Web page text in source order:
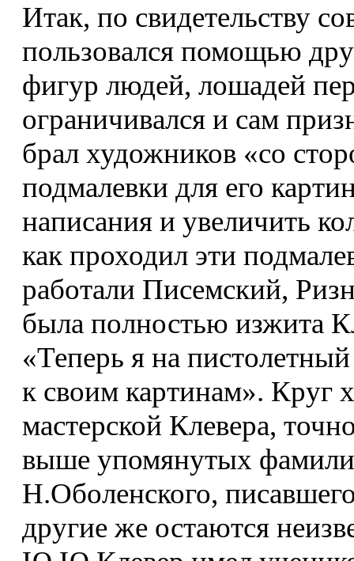
Итак, по свидетельству
пользовался помощью
фигур людей, лошадей
ограничивался и сам
брал художников «со
подмалевки для его
написания и увеличить
как проходил эти
работали Писемский,
была полностью изжита
«Теперь я на
к своим картинам». Круг
мастерской Клевера,
выше упомянутых
Н.Оболенского,
другие же остаются